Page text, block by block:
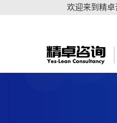
欢迎来到精卓